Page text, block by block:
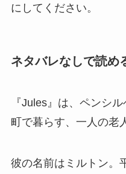
にしてください。
ネタバレなしで読め
『Jules』は、ペンシ
町で暮らす、一人の老
彼の名前はミルトン。